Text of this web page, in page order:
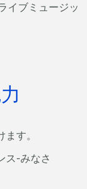
イブミュージッ
す。
ス-みなさ